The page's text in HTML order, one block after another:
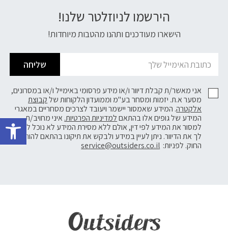
הירשמו לניוזלטר שלנו!
הישארו מעודכנים ותהנו מהטבות מיוחדות!
שליחה
אני מאשר/ת קבלת דיוור ו/או מידע פרסומי באימייל ו/או במסרונים,
מסער א.ת. יזמות ומסחר בע"מ וממועדון הלקוחות שלקבוצת
אלקטרה. המידע שאמסור יישמר ויעובד לצרכים מסחריים במאגרי
המידע של גופים אלו בהתאםלמדיניות הפרטיות. איני מחויב/ת
למסור את המידע לפי דין, אולם ללא מסירת המידע לא נוכל לשלוח
לך את הדיוור. ניתן לעיין במידע ולבקש את תיקונו בהתאם להוראות
החוק. לפניות: service@outsiders.co.il